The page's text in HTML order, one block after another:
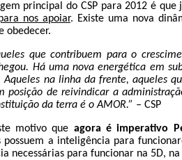
principal do CSP para 2012 é que
nos apoiar. Existe uma nova
obedecer.
que contribuem para o
Há uma nova energética em
Aqueles na linha da frente, aqueles
posição de reivindicar a
da terra é o AMOR.” – CSP
motivo que agora é imperativo
possuem a inteligência para
necessárias para funcionar na 5D,